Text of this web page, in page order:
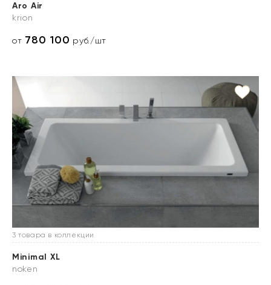
Aro Air
krion
от 780 100 руб./шт
3 товара в коллекции
Minimal XL
noken